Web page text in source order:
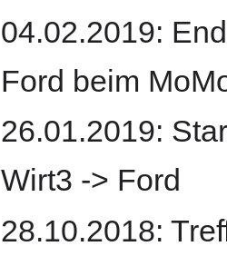
04.02.2019:
Ford beim
26.01.2019:
Wirt3 -> Ford
28.10.2018: